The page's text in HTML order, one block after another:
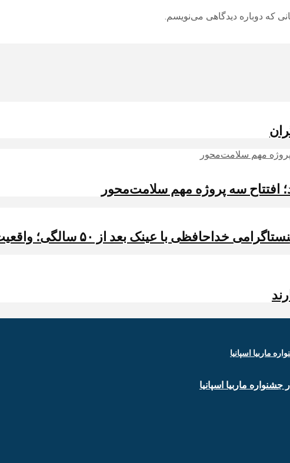
که دوباره دیدگاهی می‌نویسم.
افتتاح سه پروژه مهم سلامت‌محور
با عینک بعد از ۵۰ سالگی؛ واقعیت یا شایعه؟
ماربیا اسپانیا